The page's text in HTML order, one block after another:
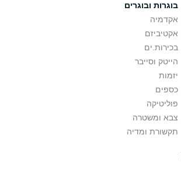
בוגרות ובוגרים
אקדמיה
אקטיביזם
בכירות.ים
הייטק וסייבר
יזמות
כספים
פוליטיקה
צבא ומשטרה
תקשורת ומדיה